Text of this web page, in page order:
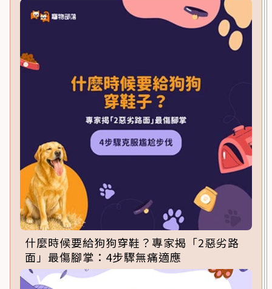
什麼時候要給狗狗穿鞋？專家揭「2惡劣路
面」最傷腳掌：4步驟無痛適應